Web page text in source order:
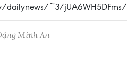
dailynews/~3/jUA6WH5DFms/
Minh An